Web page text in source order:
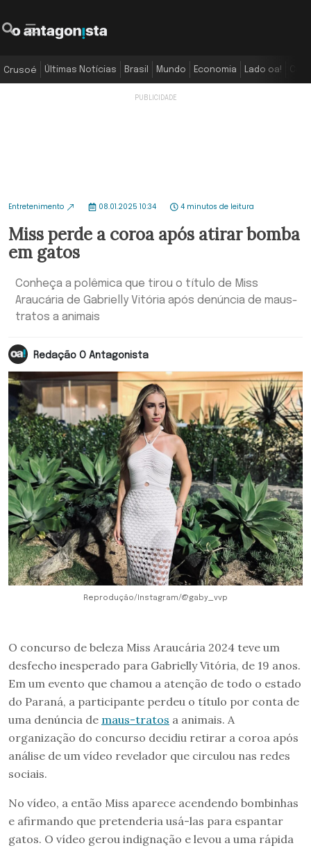
Crusoé Últimas Notícias Brasil Mundo Economia Lado oa!
Entretenimento 08.01.2025 10:34 4 minutos de leitura
Miss perde a coroa após atirar bomba
em gatos
Conheça a polêmica que tirou o título de Miss
Araucária de Gabrielly Vitória após denúncia de maus-
tratos a animais
Redação O Antagonista
Reprodução/Instagram/@gaby_vvp
O concurso de beleza Miss Araucária 2024 teve um
desfecho inesperado para Gabrielly Vitória, de 19 anos.
Em um evento que chamou a atenção de todo o estado
do Paraná, a participante perdeu o título por conta de
uma denúncia de maus-tratos a animais. A
organização do concurso decidiu retirar a coroa após
análise de um vídeo revelador que circulou nas redes
sociais.
No vídeo, a então Miss aparece acendendo bombinhas
e afirmando que pretenderia usá-las para espantar
gatos. O vídeo gerou indignação e levou a uma rápida